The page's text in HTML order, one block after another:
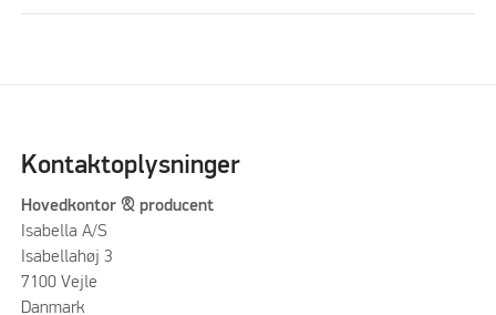
Kontaktoplysninger
Hovedkontor & producent
Isabella A/S
Isabellahøj 3
7100 Vejle
Danmark